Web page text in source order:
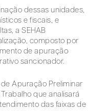
dessas unidades,
e fiscais, e
a SEHAB
composto por
de apuração
sancionador.
Apuração Preliminar
que analisará
das faixas de